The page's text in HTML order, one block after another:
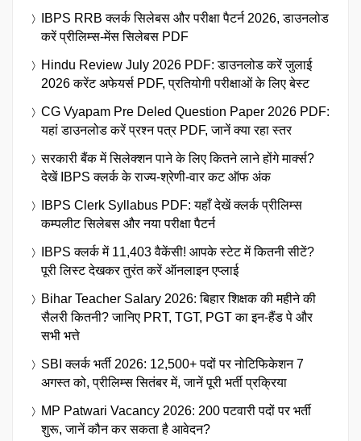
IBPS RRB क्लर्क सिलेबस और परीक्षा पैटर्न 2026, डाउनलोड
करें प्रीलिम्स-मेंस सिलेबस PDF
Hindu Review July 2026 PDF: डाउनलोड करें जुलाई
2026 करेंट अफेयर्स PDF, प्रतियोगी परीक्षाओं के लिए बेस्ट
CG Vyapam Pre Deled Question Paper 2026 PDF:
यहां डाउनलोड करें प्रश्न पत्र PDF, जानें क्या रहा स्तर
सरकारी बैंक में सिलेक्शन पाने के लिए कितने लाने होंगे मार्क्स?
देखें IBPS क्लर्क के राज्य-श्रेणी-वार कट ऑफ अंक
IBPS Clerk Syllabus PDF: यहाँ देखें क्लर्क प्रीलिम्स
कम्पलीट सिलेबस और नया परीक्षा पैटर्न
IBPS क्लर्क में 11,403 वैकेंसी! आपके स्टेट में कितनी सीटें?
पूरी लिस्ट देखकर तुरंत करें ऑनलाइन एप्लाई
Bihar Teacher Salary 2026: बिहार शिक्षक की महीने की
सैलरी कितनी? जानिए PRT, TGT, PGT का इन-हैंड पे और
सभी भत्ते
SBI क्लर्क भर्ती 2026: 12,500+ पदों पर नोटिफिकेशन 7
अगस्त को, प्रीलिम्स सितंबर में, जानें पूरी भर्ती प्रक्रिया
MP Patwari Vacancy 2026: 200 पटवारी पदों पर भर्ती
शुरू, जानें कौन कर सकता है आवेदन?